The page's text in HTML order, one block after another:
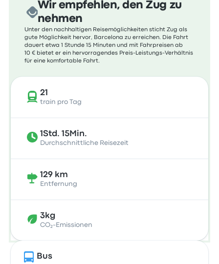
Wir empfehlen, den Zug zu
nehmen
Unter den nachhaltigen Reisemöglichkeiten sticht Zug als
gute Möglichkeit hervor, Barcelona zu erreichen. Die Fahrt
dauert etwa 1 Stunde 15 Minuten und mit Fahrpreisen ab
10 € bietet er ein hervorragendes Preis-Leistungs-Verhältnis
für eine komfortable Fahrt.
21
train pro Tag
1Std. 15Min.
Durchschnittliche Reisezeit
129 km
Entfernung
3kg
CO₂-Emissionen
Bus